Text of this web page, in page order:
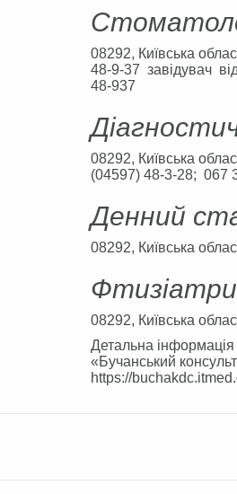
08292, Київська
48-9-37 завідувач
48-937
08292, Київська
(04597) 48-3-28; 067
Денний
08292, Київська
08292, Київська
Детальна
«Бучанський
https://